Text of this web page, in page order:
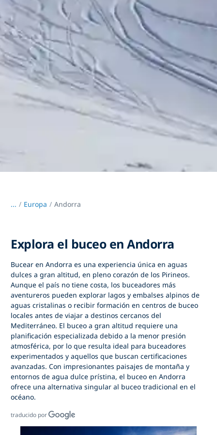
... / Europa Andorra
Explora el buceo en Andorra
Bucear en Andorra es una experiencia única en aguas
dulces a gran altitud, en pleno corazón de los Pirineos.
Aunque el país no tiene costa, los buceadores más
aventureros pueden explorar lagos y embalses alpinos de
aguas cristalinas o recibir formación en centros de buceo
locales antes de viajar a destinos cercanos del
Mediterráneo. El buceo a gran altitud requiere una
planificación especializada debido a la menor presión
atmosférica, por lo que resulta ideal para buceadores
experimentados y aquellos que buscan certificaciones
avanzadas. Con impresionantes paisajes de montaña y
entornos de agua dulce prístina,el buceo en Andorra
ofrece una alternativa singular al buceo tradicional en el
océano.
traducido por